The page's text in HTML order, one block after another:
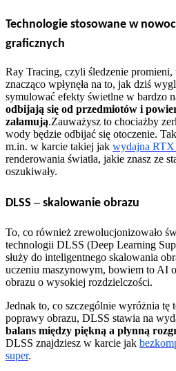
Technologie stosowane w
graficznych
Ray Tracing, czyli śledzenie promieni,
znacząco wpłynęła na to, jak dziś
symulować efekty świetlne w bardzo
odbijają się od przedmiotów i
załamują.Zauważysz to chociażby
wody będzie odbijać się otoczenie.
m.in. w karcie takiej jak wydajna
renderowania światła, jakie znasz ze
oszukiwały.
DLSS–skalowanie obrazu
To, co również zrewolucjonizowało
technologii DLSS (Deep Learning
służy do inteligentnego skalowania
uczeniu maszynowym, bowiem to AI
obrazu o wysokiej rozdzielczości.
Jednak to, co szczególnie wyróżnia tę
poprawy obrazu, DLSS stawia na
balans między piękną a płynną
DLSS znajdziesz w karcie jak
super.